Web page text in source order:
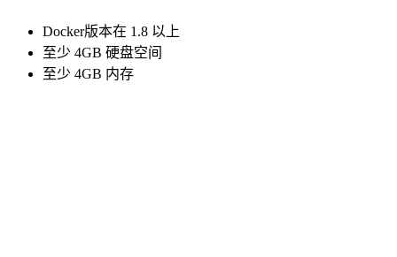
Docker版本在 1.8 以上
至少 4GB 硬盘空间
至少 4GB 内存